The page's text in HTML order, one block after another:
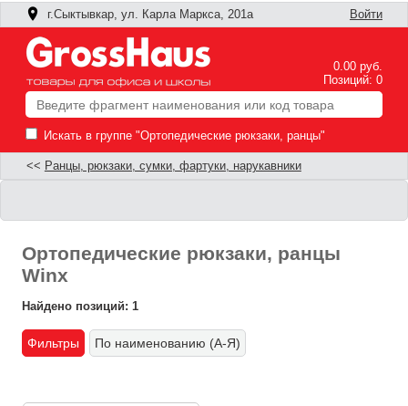
г.Сыктывкар, ул. Карла Маркса, 201а Войти
0.00 руб.
Позиций: 0
Искать в группе "Ортопедические рюкзаки, ранцы"
<< Ранцы, рюкзаки, сумки, фартуки, нарукавники
Ортопедические рюкзаки, ранцы
Winx
Найдено позиций: 1
Фильтры По наименованию (А-Я)